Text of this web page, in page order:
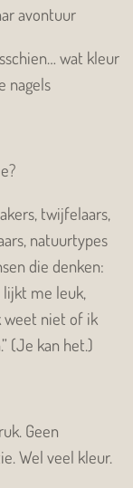
avontuur
wat kleur
nagels
twijfelaars,
natuurtypes
die denken:
lijkt me leuk,
weet niet of ik
(Je kan het.)
Geen
Wel veel kleur.